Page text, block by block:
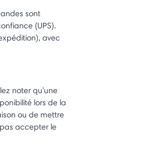
sont
(UPS).
avec
noter qu'une
lors de la
ou de mettre
accepter le